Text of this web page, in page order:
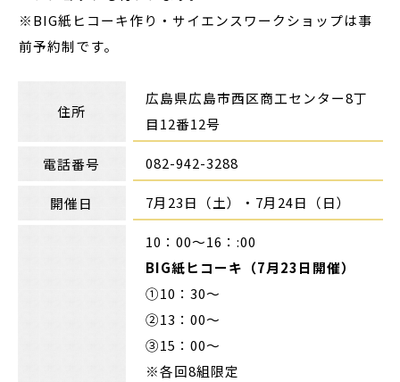
※BIG紙ヒコーキ作り・サイエンスワークショップは事
前予約制です。
住所
広島県広島市西区商工センター8丁
目12番12号
電話番号 082-942-3288
開催日 7月23日（土）・7月24日（日）
10：00～16：:00
BIG紙ヒコーキ（7月23日開催）
①10：30～
②13：00～
③15：00～
※各回8組限定